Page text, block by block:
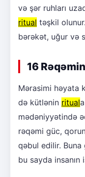
və şər ruhları
ritual təşkil
bərəkət, uğur və
16
Mərasimi həyata
də kütlənin ritual
mədəniyyətində
rəqəmi güc,
qəbul edilir.
bu sayda insanın